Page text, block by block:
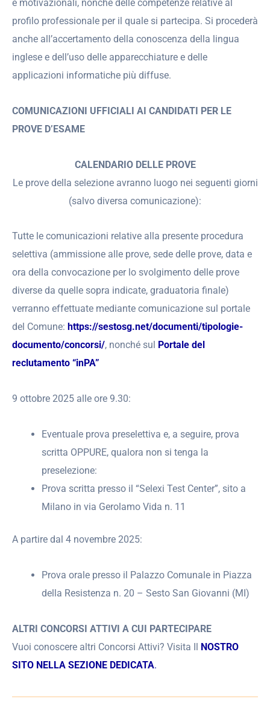
e motivazionali, nonché delle competenze relative al
profilo professionale per il quale si partecipa. Si procederà
anche all’accertamento della conoscenza della lingua
inglese e dell’uso delle apparecchiature e delle
applicazioni informatiche più diffuse.
COMUNICAZIONI UFFICIALI AI CANDIDATI PER LE
PROVE D’ESAME
CALENDARIO DELLE PROVE
Le prove della selezione avranno luogo nei seguenti giorni
(salvo diversa comunicazione):
Tutte le comunicazioni relative alla presente procedura
selettiva (ammissione alle prove, sede delle prove, data e
ora della convocazione per lo svolgimento delle prove
diverse da quelle sopra indicate, graduatoria finale)
verranno effettuate mediante comunicazione sul portale
del Comune: https://sestosg.net/documenti/tipologie-
documento/concorsi/, nonché sul
Portale del
reclutamento “inPA”
9 ottobre 2025 alle ore 9.30:
Eventuale prova preselettiva e, a seguire, prova
scritta OPPURE, qualora non si tenga la
preselezione:
Prova scritta presso il “Selexi Test Center”, sito a
Milano in via Gerolamo Vida n. 11
A partire dal 4 novembre 2025:
Prova orale presso il Palazzo Comunale in Piazza
della Resistenza n. 20 – Sesto San Giovanni (MI)
ALTRI CONCORSI ATTIVI A CUI PARTECIPARE
Vuoi conoscere altri Concorsi Attivi? Visita Il NOSTRO
SITO NELLA SEZIONE DEDICATA.